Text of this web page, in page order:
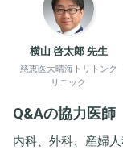
横山 啓太郎 先生
慈恵医大晴海トリトンク
リニック
Q&Aの協力医師
内科、外科、産婦